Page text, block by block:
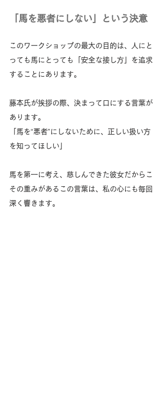
「馬を悪者にしない」という決意
このワークショップの最大の目的は、人にと
っても馬にとっても「安全な接し方」を追求
することにあります。
藤本氏が挨拶の際、決まって口にする言葉が
あります。
「馬を“悪者”にしないために、正しい扱い方
を知ってほしい」
馬を第一に考え、慈しんできた彼女だからこ
その重みがあるこの言葉は、私の心にも毎回
深く響きます。